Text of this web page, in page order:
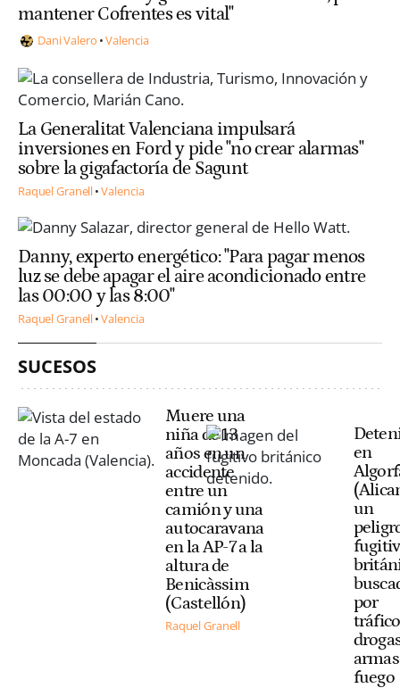
mantener Cofrentes es vital"
Dani Valero Valencia
La Generalitat Valenciana impulsará
inversiones en Ford y pide "no crear alarmas"
sobre la gigafactoría de Sagunt
Raquel Granell Valencia
Danny, experto energético: "Para pagar menos
luz se debe apagar el aire acondicionado entre
las 00:00 y las 8:00"
Raquel Granell Valencia
SUCESOS
Muere una
niña de 13
años en un
accidente
entre un
camión y una
autocaravana
en la AP-7 a la
altura de
Benicàssim
(Castellón)
Raquel Granell
en
un
por
fuego